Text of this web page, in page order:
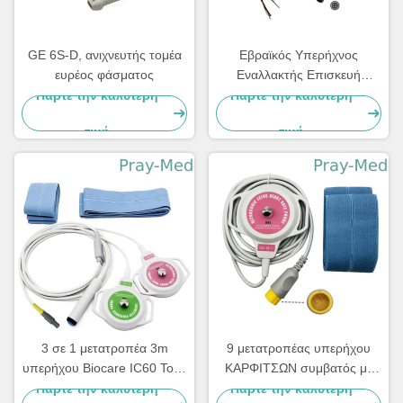
GE 6S-D, ανιχνευτής τομέα
ευρέος φάσματος
Πάρτε την καλύτερη
τιμή
Εβραϊκός Υπερήχνος
Εναλλακτής Επισκευή
καλώδιο 4pin 40 βαθμούς
Πάρτε την καλύτερη
τιμή
3 σε 1 μετατροπέα 3m
υπερήχου Biocare IC60 Toco
συνδετήρας καλωδίων 6pins
Πάρτε την καλύτερη
9 μετατροπέας υπερήχου
ΚΑΡΦΙΤΣΩΝ συμβατός με
Comen 3m 10ft γκρίζο
Πάρτε την καλύτερη